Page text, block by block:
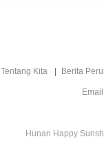
Tentang Kita Berita
Hunan Happy